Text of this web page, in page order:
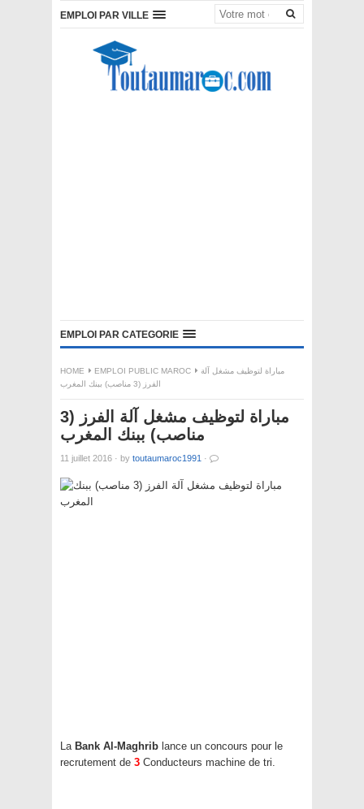
EMPLOI PAR VILLE
EMPLOI PAR CATEGORIE
HOME EMPLOI PUBLIC MAROC
مباراة لتوظيف مشغل آلة
الفرز (3 مناصب) ببنك المغرب
مباراة لتوظيف مشغل آلة الفرز (3
مناصب) ببنك المغرب
11 juillet 2016 · by toutaumaroc1991 ·
LaBank Al-Maghrib lance un concours pour le
recrutement de 3 Conducteurs machine de tri.